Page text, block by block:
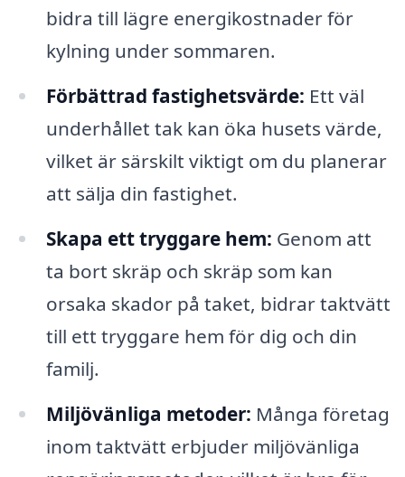
bidra till lägre energikostnader för
kylning under sommaren.
Förbättrad fastighetsvärde: Ett väl
underhållet tak kan öka husets värde,
vilket är särskilt viktigt om du planerar
att sälja din fastighet.
Skapa ett tryggare hem: Genom att
ta bort skräp och skräp som kan
orsaka skador på taket, bidrar taktvätt
till ett tryggare hem för dig och din
familj.
Miljövänliga metoder: Många företag
inom taktvätt erbjuder miljövänliga